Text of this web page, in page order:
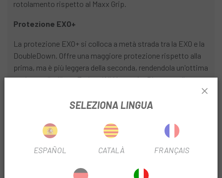
rotolamento rispetto al Maxx Grip.
Protezione EXO+
La protezione EXO+ si colloca a metà strada tra la EXO e la
DoubleDown. Offre una maggiore protezione rispetto alla
prima, ma è più leggera della seconda, rendendola un'ottima
scelta per l'utilizzo Enduro/All Mountain. Rispetto alla
forature del battistrada del 27%, la durata dei fianchi del
TR Tubeless Ready
Le coperture tubeless ready offrono numerosi vantaggi
rispetto alle coperture convenzionali: la capacità di
SELEZIONA LINGUA
ESPAÑOL CATALÀ FRANÇAIS